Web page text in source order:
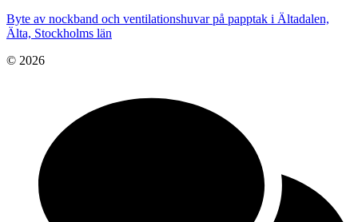
Byte av nockband och ventilationshuvar på papptak i Ältadalen,
Älta, Stockholms län
© 2026